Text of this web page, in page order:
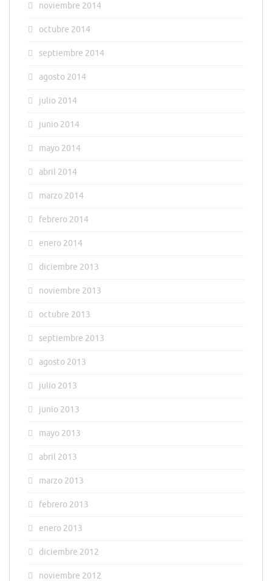
noviembre 2014
octubre 2014
septiembre 2014
agosto 2014
julio 2014
junio 2014
mayo 2014
abril 2014
marzo 2014
febrero 2014
enero 2014
diciembre 2013
noviembre 2013
octubre 2013
septiembre 2013
agosto 2013
julio 2013
junio 2013
mayo 2013
abril 2013
marzo 2013
febrero 2013
enero 2013
diciembre 2012
noviembre 2012